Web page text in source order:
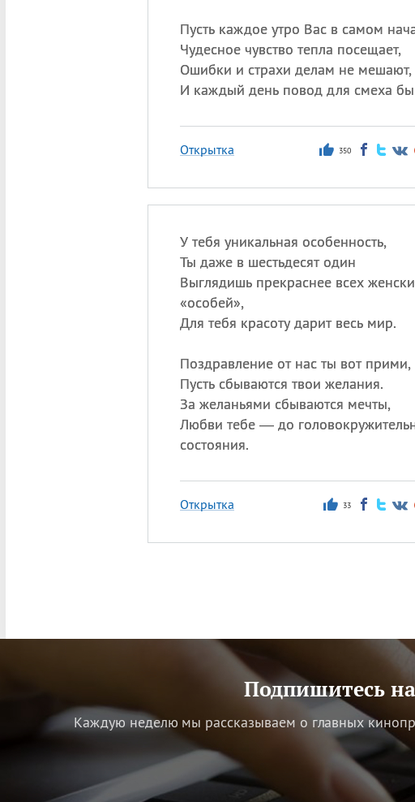
Пусть каждое утро Вас в самом
Чудесное чувство тепла посещает,
Ошибки и страхи делам не мешают,
И каждый день повод для смеха
Открытка 350
У тебя уникальная особенность,
Ты даже в шестьдесят один
Выглядишь прекраснее всех
«особей»,
Для тебя красоту дарит весь мир.
Поздравление от нас ты вот прими,
Пусть сбываются твои желания.
За желаньями сбываются мечты,
Любви тебе — до
состояния.
Открытка 33
Подпишитесь
Каждую неделю мы рассказываем о главных